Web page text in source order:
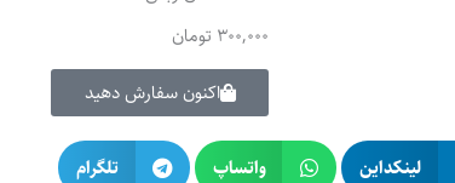
300,000 تومان
اکنون سفارش دهید
لینکداین واتساپ
تلگرام